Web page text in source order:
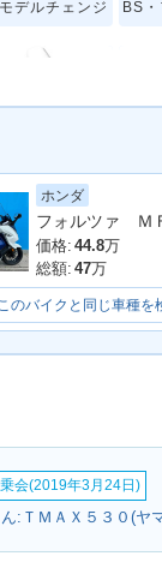
デルチェンジ
BS
ABS
・追加
ホンダ
価格: 44.8万
総額: 47万
のバイクと同じ車種を
会(2019年3月24日)
:ＴＭＡＸ５３０(ヤ